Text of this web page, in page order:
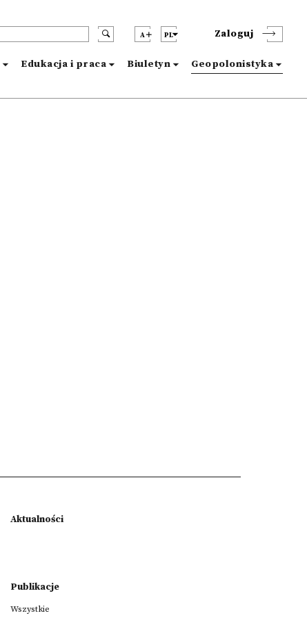
A PL Zaloguj
Edukacja i praca Biuletyn Geopolonistyka
Aktualności
Publikacje
Wszystkie